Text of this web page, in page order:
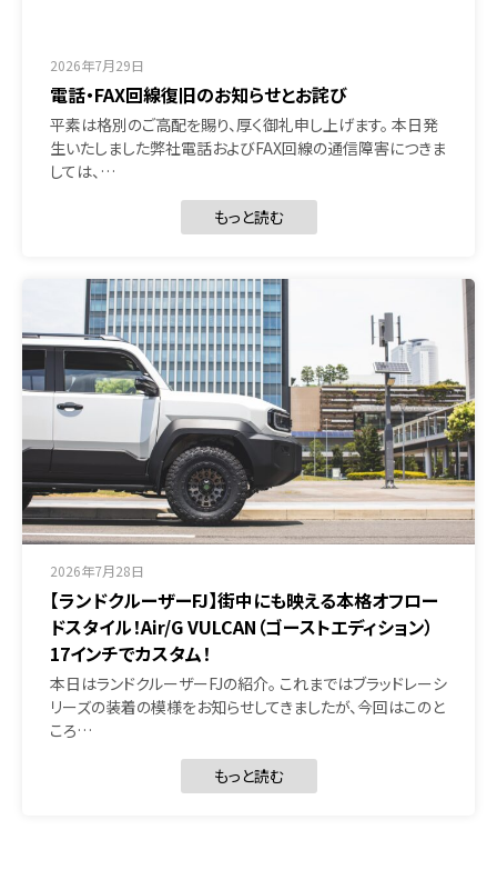
2026年7月29日
電話・FAX回線復旧のお知らせとお詫び
平素は格別のご高配を賜り、厚く御礼申し上げます。 本日発
生いたしました弊社電話およびFAX回線の通信障害につきま
しては、…
もっと読む
2026年7月28日
【ランドクルーザーFJ】街中にも映える本格オフロー
ドスタイル！Air/G VULCAN（ゴーストエディション）
17インチでカスタム！
本日はランドクルーザーFJの紹介。 これまではブラッドレーシ
リーズの装着の模様をお知らせしてきましたが、今回はこのと
ころ…
もっと読む